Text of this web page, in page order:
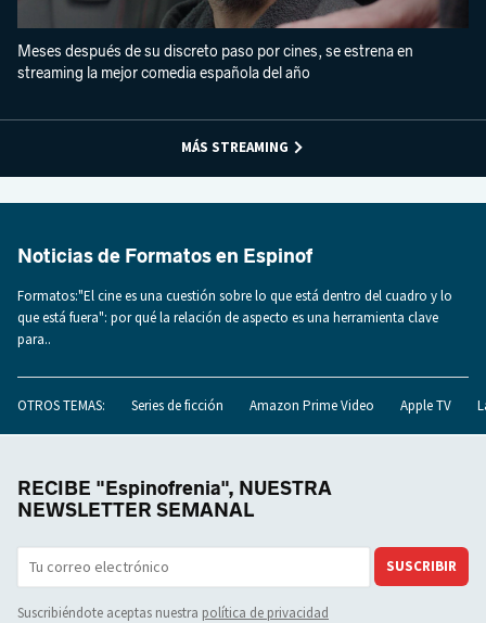
Meses después de su discreto paso por cines, se estrena en
streaming la mejor comedia española del año
MÁS STREAMING
Noticias de Formatos en Espinof
Formatos:"El cine es una cuestión sobre lo que está dentro del cuadro y lo
que está fuera": por qué la relación de aspecto es una herramienta clave
para..
OTROS TEMAS: Series de ficción Amazon Prime Video Apple TV
RECIBE "Espinofrenia", NUESTRA
NEWSLETTER SEMANAL
SUSCRIBIR
Suscribiéndote aceptas nuestra política de privacidad